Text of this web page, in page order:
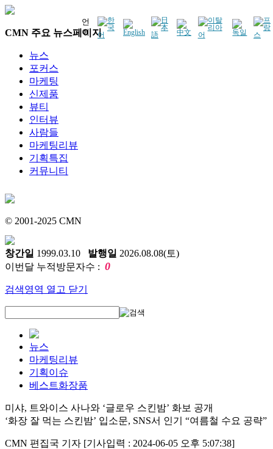
언
어
CMN 주요 뉴스페이지
뉴스
포커스
마케팅
신제품
뷰티
인터뷰
사람들
마케팅리뷰
기획특집
커뮤니티
© 2001-2025 CMN
창간일 1999.03.10 발행일 2026.08.08(토)
이번달 누적방문자수 : 0
검색영역 열고 닫기
뉴스
마케팅리뷰
기획이슈
베스트화장품
미샤, 트와이스 사나와 ‘글로우 스킨밤’ 화보 공개
‘화장 잘 먹는 스킨밤’ 입소문, SNS서 인기 “여름철 수요 공략”
CMN 편집국 기자 [기사입력 : 2024-06-05 오후 5:07:38]